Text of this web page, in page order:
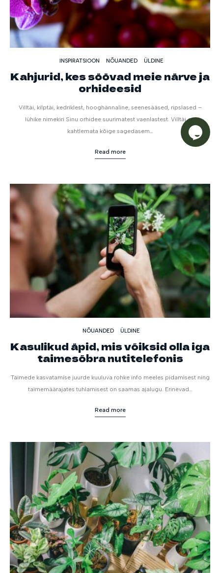
INSPIRATSIOON NÕUANDED ÜLDINE
Kahjurid, kes söövad meie närve ja
orhideesid
Villtäi, kilptäi, kedriklest, hooghännaline, seenesääsed, ripslased –
lühike nimekiri Sinu orhidee suurimatest vaenlastest. Villtäi on
kahtlemata kõige sagedasem…
Read more
NÕUANDED ÜLDINE
Kasulikud äpid, mis võiksid olla iga
taimesõbra nutitelefonis
Taimede kasvatamise juurde kuuluva rohke info meeles pidamisest ning
taimemäärajates tuhlamisest on saamas ajalugu. Erinevad…
Read more